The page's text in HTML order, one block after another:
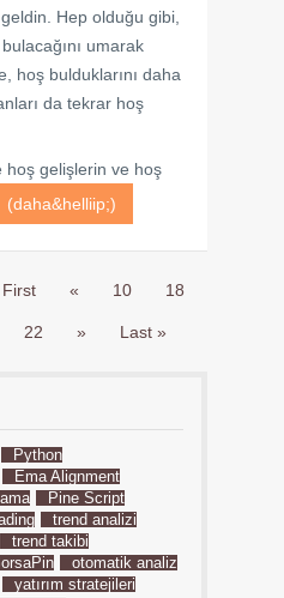
Hep olduğu gibi,
umarak
hoş bulduklarını daha
da tekrar hoş
hoş gelişlerin ve hoş
(daha&helliip;)
« 10 18
22 » Last »
Python
Ema Alignment
Pine Script
trend analizi
trend takibi
otomatik analiz
yatırım stratejileri